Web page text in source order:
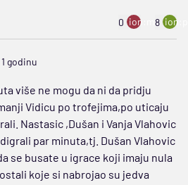
0 ion:minus
8
godinu
više ne mogu da ni da pridju
Vidicu po trofejima,po uticaju
Nastasic ,Dušan i Vanja Vlahovic
par minuta,tj. Dušan Vlahovic
se busate u igrace koji imaju nula
koje si nabrojao su jedva